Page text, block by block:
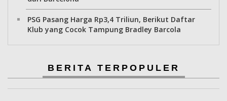
PSG Pasang Harga Rp3,4 Triliun, Berikut Daftar
Klub yang Cocok Tampung Bradley Barcola
BERITA TERPOPULER